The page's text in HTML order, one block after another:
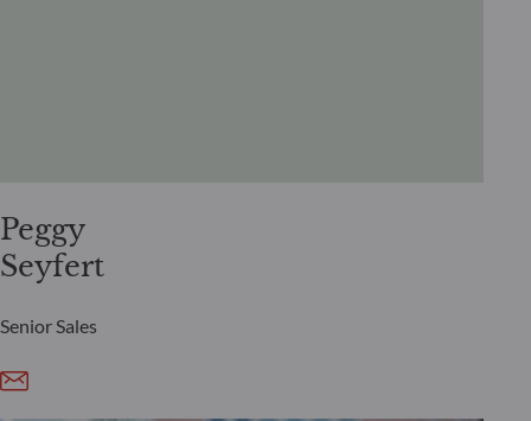
Peggy
Seyfert
Senior Sales